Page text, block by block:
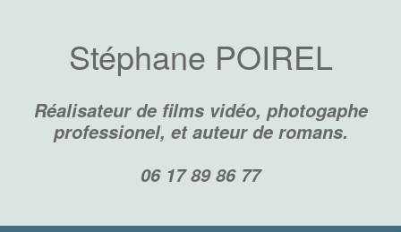
Stéphane POIREL
Réalisateur de films vidéo, photogaphe
professionel, et auteur de romans.
06 17 89 86 77